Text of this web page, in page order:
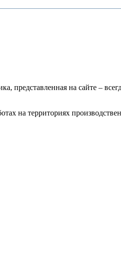
представленная на сайте –
на территориях